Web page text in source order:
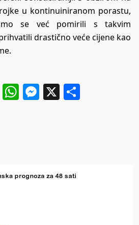
u kontinuiniranom porastu,
se već pomirili s takvim
drastično veće cijene kao
ViberWhatsApp
Messenger
X